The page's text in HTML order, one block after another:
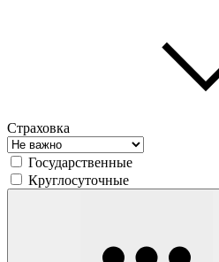
Страховка
Государственные
Круглосуточные